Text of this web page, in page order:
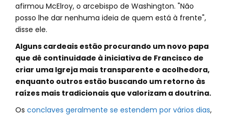
afirmou McElroy, o arcebispo de Washington. "Não
posso lhe dar nenhuma ideia de quem está à frente",
disse ele.
Alguns cardeais estão procurando um novo papa
que dê continuidade à iniciativa de Francisco de
criar uma Igreja mais transparente e acolhedora,
enquanto outros estão buscando um retorno às
raízes mais tradicionais que valorizam a doutrina.
Os conclaves geralmente se estendem por vários dias,